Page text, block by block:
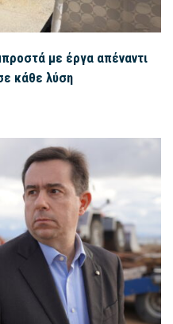
με έργα απέναντι
κάθε λύση